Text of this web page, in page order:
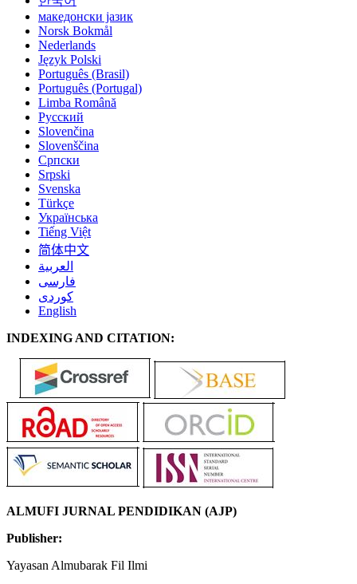
македонски јазик
Norsk Bokmål
Nederlands
Język Polski
Português (Brasil)
Português (Portugal)
Limba Română
Русский
Slovenčina
Slovenščina
Cрпски
Srpski
Svenska
Türkçe
Українська
Tiếng Việt
简体中文
العربية
فارسی
کوردی
English
INDEXING AND CITATION:
ALMUFI JURNAL PENDIDIKAN (AJP)
Publisher:
Yayasan Almubarak Fil Ilmi